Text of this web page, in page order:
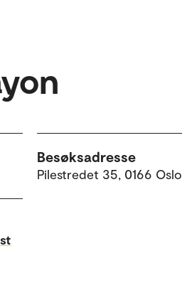
Besøksadresse
Pilestredet 35, 0166 Oslo